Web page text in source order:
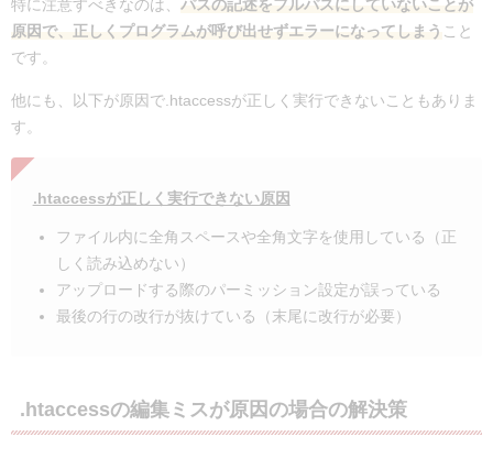
特に注意すべきなのは、 パスの記述をフルパスにしていないことが
原因で、正しくプログラムが呼び出せずエラーになってしまう こと
です。
他にも、以下が原因で.htaccessが正しく実行できないこともありま
す。
.htaccessが正しく実行できない原因
ファイル内に全角スペースや全角文字を使用している（正
しく読み込めない）
アップロードする際のパーミッション設定が誤っている
最後の行の改行が抜けている（末尾に改行が必要）
.htaccessの編集ミスが原因の場合の解決策